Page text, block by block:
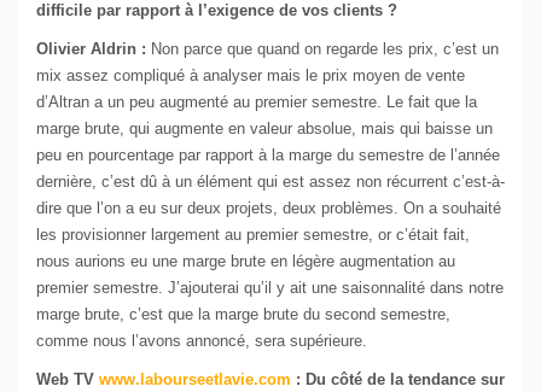
difficile par rapport à l’exigence de vos clients ?
Olivier Aldrin : Non parce que quand on regarde les prix, c’est un
mix assez compliqué à analyser mais le prix moyen de vente
d’Altran a un peu augmenté au premier semestre. Le fait que la
marge brute, qui augmente en valeur absolue, mais qui baisse un
peu en pourcentage par rapport à la marge du semestre de l’année
dernière, c’est dû à un élément qui est assez non récurrent c’est-à-
dire que l’on a eu sur deux projets, deux problèmes. On a souhaité
les provisionner largement au premier semestre, or c’était fait,
nous aurions eu une marge brute en légère augmentation au
premier semestre. J’ajouterai qu’il y ait une saisonnalité dans notre
marge brute, c’est que la marge brute du second semestre,
comme nous l’avons annoncé, sera supérieure.
Web TV www.labourseetlavie.com : Du côté de la tendance sur